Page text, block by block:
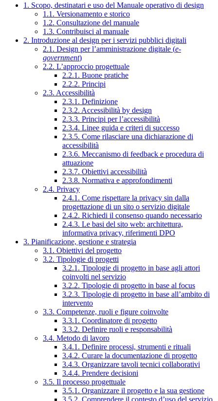
1. Scopo, destinatari e uso del Manuale operativo di design
1.1. Versionamento e storico
1.2. Consultazione del manuale
1.3. Contribuisci al manuale
2. Introduzione al design per i servizi pubblici digitali
2.1. Design per l’amministrazione digitale (e-
government)
2.2. L’approccio progettuale
2.2.1. Buone pratiche
2.2.2. Principi
2.3. Accessibilità
2.3.1. Definizione
2.3.2. Accessibilità by design
2.3.3. Principi per l’accessibilità
2.3.4. Linee guida e criteri di successo
2.3.5. Come rilasciare una dichiarazione di
accessibilità
2.3.6. Meccanismo di feedback e procedura di
attuazione
2.3.7. Obiettivi accessibilità
2.3.8. Normativa e approfondimenti
2.4. Privacy
2.4.1. Come rispettare la privacy sin dalla
progettazione di un sito o servizio digitale
2.4.2. Richiedi il consenso quando necessario
2.4.3. Le basi del sito web: architettura,
informativa privacy, riferimenti DPO
3. Pianificazione, gestione e strategia
3.1. Obiettivi del progetto
3.2. Tipologie di progetti
3.2.1. Tipologie di progetto in base agli attori
coinvolti nel servizio
3.2.2. Tipologie di progetto in base al focus
3.2.3. Tipologie di progetto in base all’ambito di
intervento
3.3. Competenze, ruoli e figure coinvolte
3.3.1. Coordinatore di progetto
3.3.2. Definire ruoli e responsabilità
3.4. Metodo di lavoro
3.4.1. Definire processi, strumenti e rituali
3.4.2. Curare la documentazione di progetto
3.4.3. Organizzare tavoli tecnici collaborativi
3.4.4. Prendere decisioni
3.5. Il processo progettuale
3.5.1. Organizzare il progetto e la sua gestione
3.5.2. Comprendere il contesto d’uso del servizio